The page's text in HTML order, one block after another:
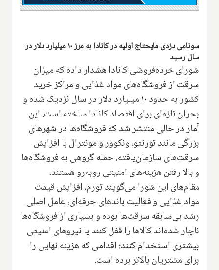
سونامی دزدی مایحتاج اولیه در کانادا به مرز ۱۰ میلیارد دلار در
سال رسید
شورای خرده‌فروشی کانادا هشدار داده که میزان
سرقت از فروشگاه‌های مواد غذایی و مراکز خرید
کشور به حدود ۱۰ میلیارد دلار در سال نزدیک شده و
بحران تازه‌ای برای اقتصاد کانادا ساخته است. این
آمار در حالی منتشر شد که فروشگاه‌ها در شهرهای
بزرگی مانند تورنتو، ونکوور و مونترال با افزایش
سرقت‌های سازمان‌یافته، حمله گروهی به فروشگاه‌ها
و بالا رفتن هزینه‌های امنیتی روبه‌رو هستند.
مقام‌های این شورا می‌گویند تورم، افزایش قیمت
مواد غذایی و فعالیت باندهای حرفه‌ای، عامل اصلی
رشد بی‌سابقه سرقت‌ها بوده و بسیاری از فروشگاه‌ها
ناچار شده‌اند کالاها را قفل کنند یا نیروهای امنیتی
بیشتری استخدام کنند؛ اقدامی که هزینه نهایی را
برای مشتریان بالاتر برده است.